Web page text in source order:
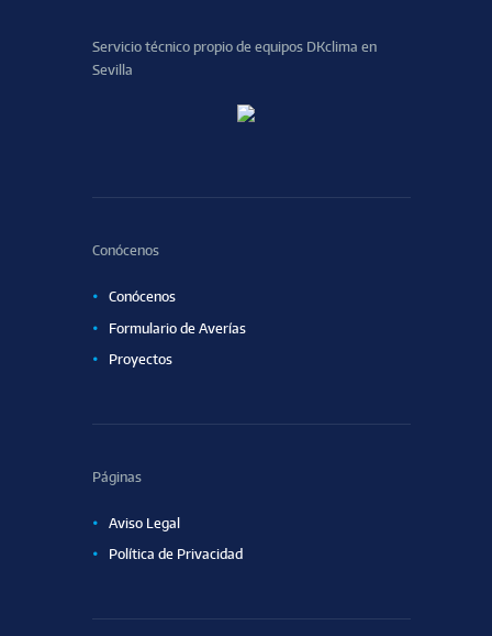
Servicio técnico propio de equipos DKclima en
Sevilla
Conócenos
Conócenos
Formulario de Averías
Proyectos
Páginas
Aviso Legal
Política de Privacidad